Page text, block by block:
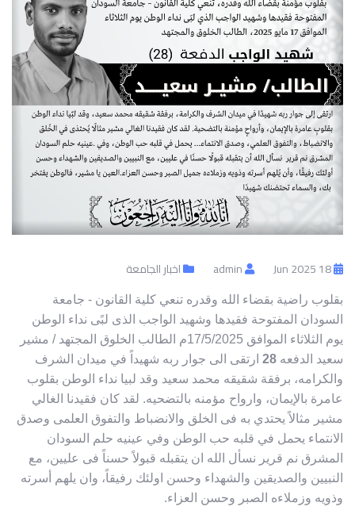
اخبار الجامعة
بقلوب راضية بقضاء الله وقدره تنعي كلية القانون - جامعة
السودان المفتوحة فقيدها وشهيد الواجب الذى لبًى نداء الوطن
يوم الثلاثاء الموافق 17/5/2025م الطالب الخلوق المجتهد / مشير
سعيد الدفعه 28 ارتقى الى جوار ربه شهيداً في ميدان الشرف
والكرامه، برفقة شقيقه محمد سعيد وقد لبيا نداء الوطن بقلوب
عامرة بالإيمان، وارواح مؤمنه بالتضحيه. لقد كان فقيدنا الغالي
مشير مثالاً يحتدي به فى الخلق والانضباط والتفوق العلمى وصدق
الانتماء يحمل في قلبه حب الوطن وفي عينيه حلم السودان
المشرق نم قرير نسأل الله ان يتقبله قبولاً حسناً فى عليين، مع
النبيين والصديقين والشهداء وحسن اولئك رفيقاً، وان يلهم أسرته
وذويه وزملاءه الصبر وحسن العزاء.